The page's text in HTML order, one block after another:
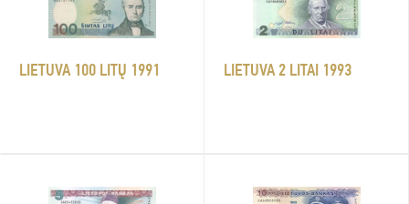
LIETUVA 100 LITŲ 1991 LIETUVA 2 LITAI 1993